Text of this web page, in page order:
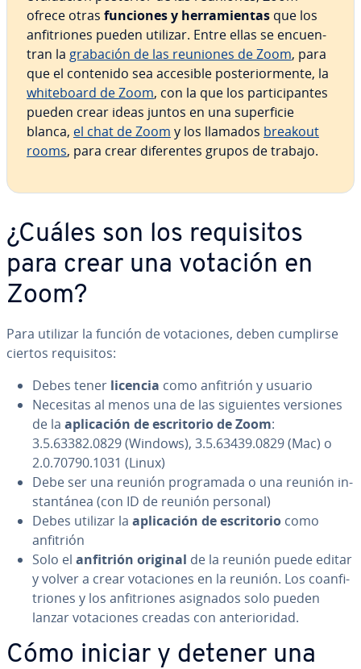
ofrece otras funciones y he­rra­mie­n­tas que los
an­fi­trio­nes pueden utilizar. Entre ellas se en­cue­n­
tran la grabación de las reuniones de Zoom, para
que el contenido sea accesible po­s­te­rio­r­me­n­te, la
whi­te­boa­rd de Zoom, con la que los pa­r­ti­ci­pa­n­tes
pueden crear ideas juntos en una su­pe­r­fi­cie
blanca, el chat de Zoom y los llamados breakout
rooms, para crear di­fe­re­n­tes grupos de trabajo.
¿Cuáles son los re­qui­si­tos
para crear una votación en
Zoom?
Para utilizar la función de vo­ta­cio­nes, deben cumplirse
ciertos re­qui­si­tos:
Debes tener licencia como anfitrión y usuario
Necesitas al menos una de las si­guie­n­tes versiones
de la apli­ca­ción de es­cri­to­rio de Zoom:
3.5.63382.0829 (Windows), 3.5.63439.0829 (Mac) o
2.0.70790.1031 (Linux)
Debe ser una reunión pro­gra­ma­da o una reunión in­
s­ta­n­tá­nea (con ID de reunión personal)
Debes utilizar la apli­ca­ción de es­cri­to­rio como
anfitrión
Solo el anfitrión original de la reunión puede editar
y volver a crear vo­ta­cio­nes en la reunión. Los coan­fi­
trio­nes y los an­fi­trio­nes asignados solo pueden
lanzar vo­ta­cio­nes creadas con an­te­rio­ri­dad.
Cómo iniciar y detener una